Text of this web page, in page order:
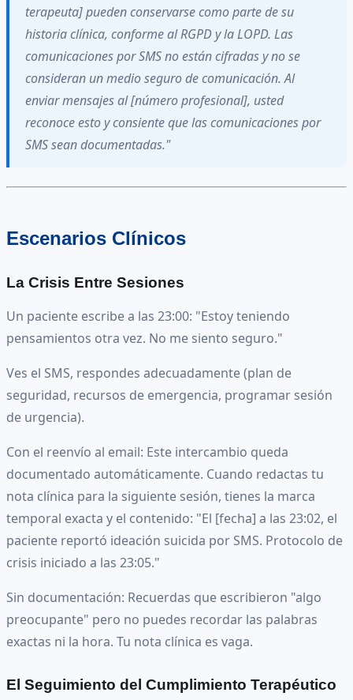
terapeuta] pueden conservarse como parte de su
historia clínica, conforme al RGPD y la LOPD. Las
comunicaciones por SMS no están cifradas y no se
consideran un medio seguro de comunicación. Al
enviar mensajes al [número profesional], usted
reconoce esto y consiente que las comunicaciones por
SMS sean documentadas."
Escenarios Clínicos
La Crisis Entre Sesiones
Un paciente escribe a las 23:00: "Estoy teniendo
pensamientos otra vez. No me siento seguro."
Ves el SMS, respondes adecuadamente (plan de
seguridad, recursos de emergencia, programar sesión
de urgencia).
Con el reenvío al email: Este intercambio queda
documentado automáticamente. Cuando redactas tu
nota clínica para la siguiente sesión, tienes la marca
temporal exacta y el contenido: "El [fecha] a las 23:02, el
paciente reportó ideación suicida por SMS. Protocolo de
crisis iniciado a las 23:05."
Sin documentación: Recuerdas que escribieron "algo
preocupante" pero no puedes recordar las palabras
exactas ni la hora. Tu nota clínica es vaga.
El Seguimiento del Cumplimiento Terapéutico